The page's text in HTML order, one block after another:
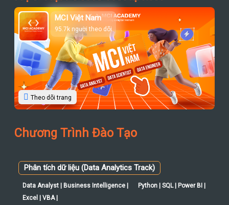
HỌC VIỆN CÔNG NGHỆ MCI
MCI Việt Nam
95.7k người theo dõi
Theo dõi trang
Phân tích dữ liệu (Data Analytics Track)
Data Analyst | Business Intelligence |